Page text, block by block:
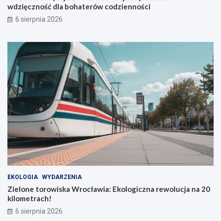
u
wdzięczność dla bohaterów codzienności
6 sierpnia 2026
EKOLOGIA WYDARZENIA
Zielone torowiska Wrocławia: Ekologiczna rewolucja na 20
kilometrach!
6 sierpnia 2026